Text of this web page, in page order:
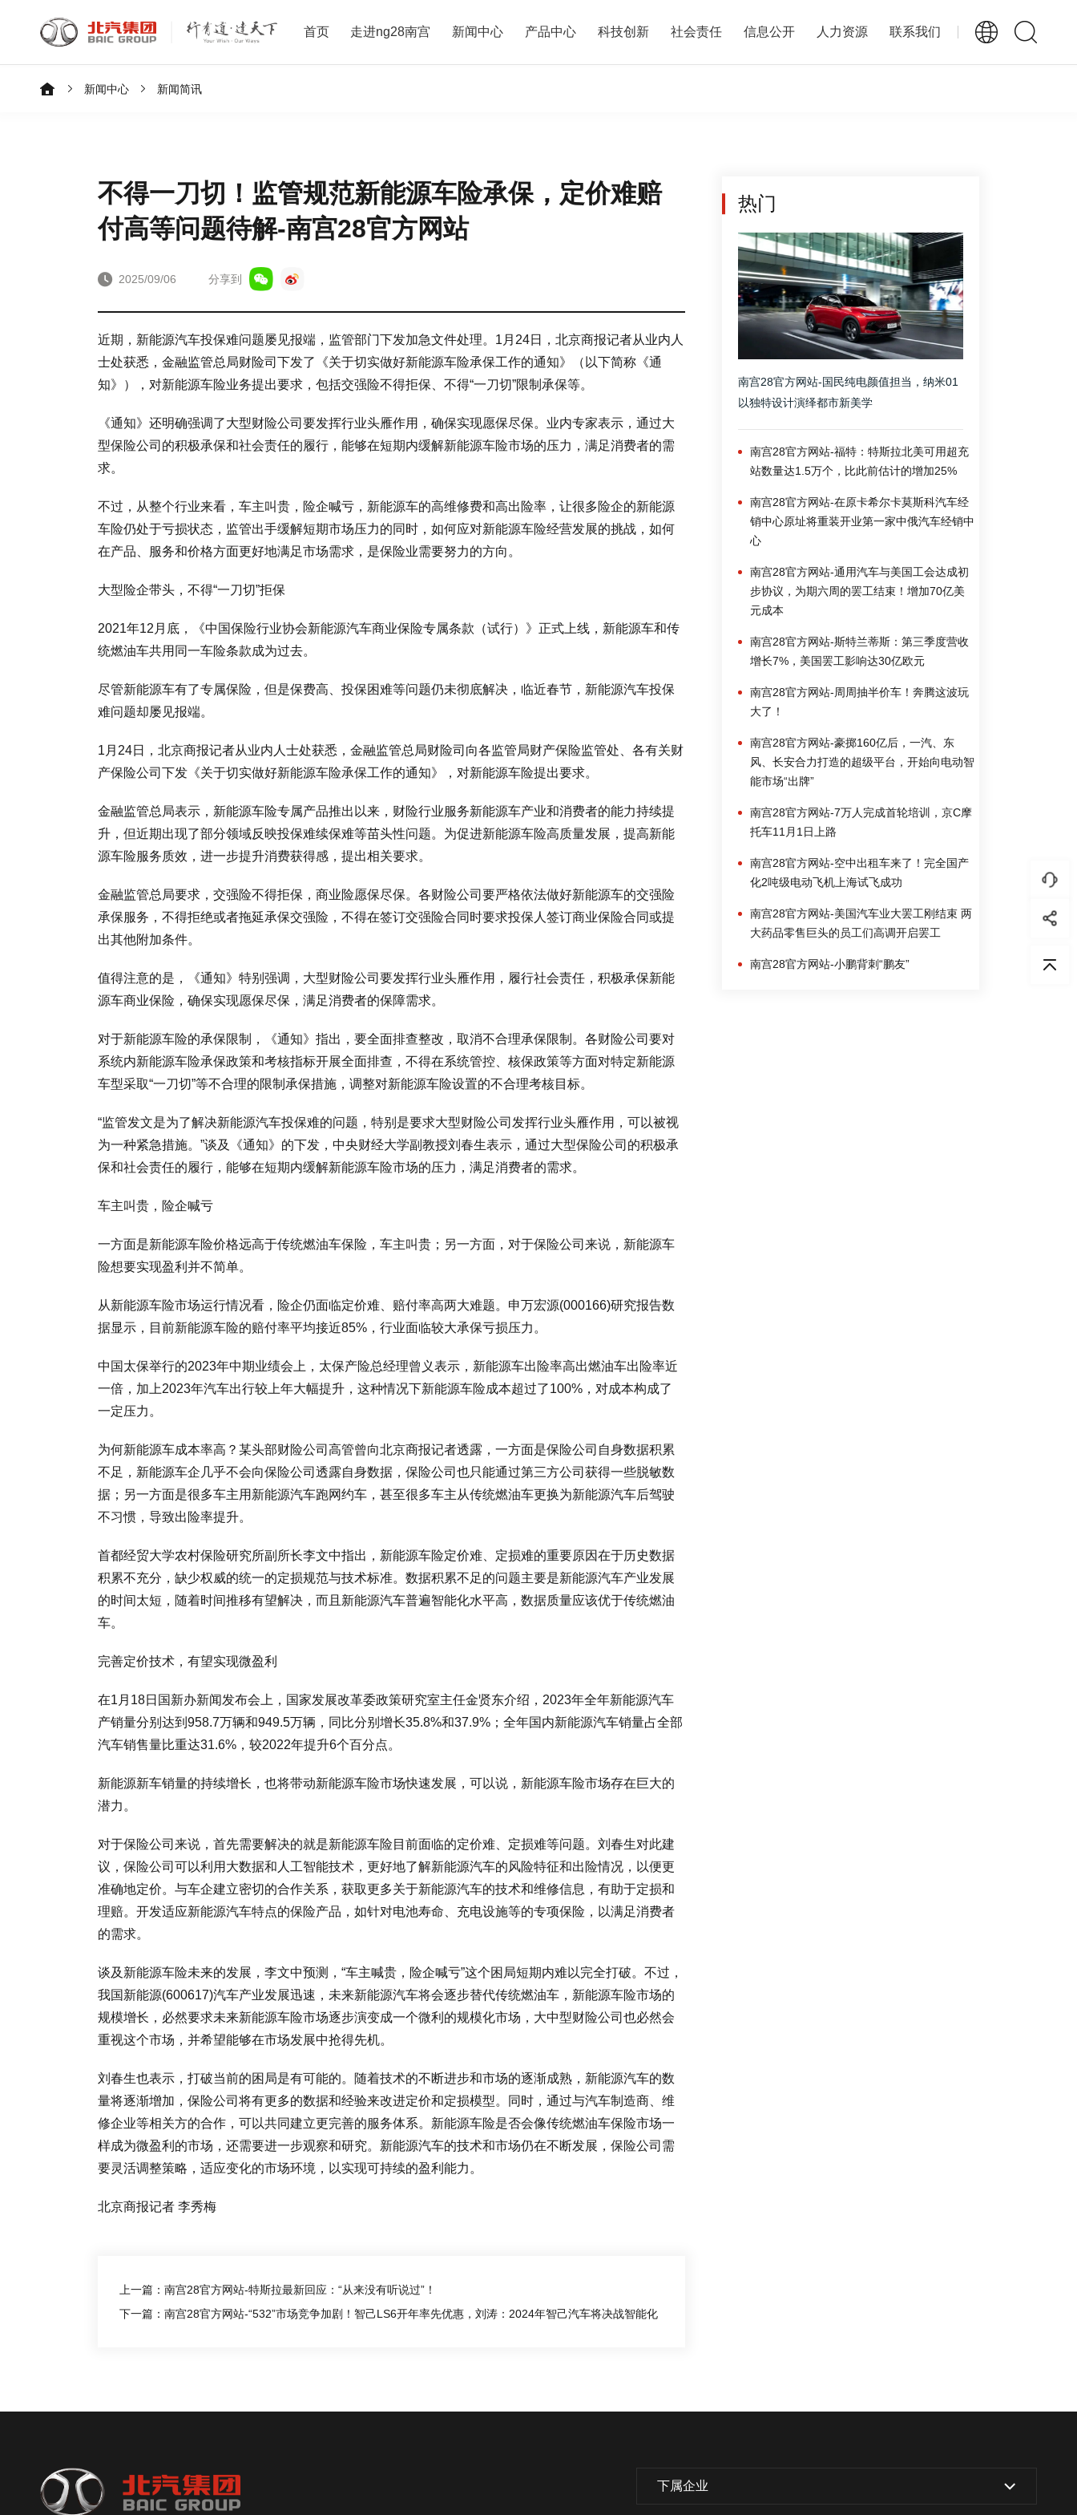
首页 走进ng28南宫 新闻中心 产品中心 科技创新 社会责任 信息公开 人力资源 联系我们
新闻中心 新闻简讯
不得一刀切！监管规范新能源车险承保，定价难赔
付高等问题待解-南宫28官方网站
2025/09/06 分享到
近期，新能源汽车投保难问题屡见报端，监管部门下发加急文件处理。1月24日，北京商报记者从业内人
士处获悉，金融监管总局财险司下发了《关于切实做好新能源车险承保工作的通知》（以下简称《通
知》），对新能源车险业务提出要求，包括交强险不得拒保、不得“一刀切”限制承保等。
《通知》还明确强调了大型财险公司要发挥行业头雁作用，确保实现愿保尽保。业内专家表示，通过大
型保险公司的积极承保和社会责任的履行，能够在短期内缓解新能源车险市场的压力，满足消费者的需
求。
不过，从整个行业来看，车主叫贵，险企喊亏，新能源车的高维修费和高出险率，让很多险企的新能源
车险仍处于亏损状态，监管出手缓解短期市场压力的同时，如何应对新能源车险经营发展的挑战，如何
在产品、服务和价格方面更好地满足市场需求，是保险业需要努力的方向。
大型险企带头，不得“一刀切”拒保
2021年12月底，《中国保险行业协会新能源汽车商业保险专属条款（试行）》正式上线，新能源车和传
统燃油车共用同一车险条款成为过去。
尽管新能源车有了专属保险，但是保费高、投保困难等问题仍未彻底解决，临近春节，新能源汽车投保
难问题却屡见报端。
1月24日，北京商报记者从业内人士处获悉，金融监管总局财险司向各监管局财产保险监管处、各有关财
产保险公司下发《关于切实做好新能源车险承保工作的通知》，对新能源车险提出要求。
金融监管总局表示，新能源车险专属产品推出以来，财险行业服务新能源车产业和消费者的能力持续提
升，但近期出现了部分领域反映投保难续保难等苗头性问题。为促进新能源车险高质量发展，提高新能
源车险服务质效，进一步提升消费获得感，提出相关要求。
金融监管总局要求，交强险不得拒保，商业险愿保尽保。各财险公司要严格依法做好新能源车的交强险
承保服务，不得拒绝或者拖延承保交强险，不得在签订交强险合同时要求投保人签订商业保险合同或提
出其他附加条件。
值得注意的是，《通知》特别强调，大型财险公司要发挥行业头雁作用，履行社会责任，积极承保新能
源车商业保险，确保实现愿保尽保，满足消费者的保障需求。
对于新能源车险的承保限制，《通知》指出，要全面排查整改，取消不合理承保限制。各财险公司要对
系统内新能源车险承保政策和考核指标开展全面排查，不得在系统管控、核保政策等方面对特定新能源
车型采取“一刀切”等不合理的限制承保措施，调整对新能源车险设置的不合理考核目标。
“监管发文是为了解决新能源汽车投保难的问题，特别是要求大型财险公司发挥行业头雁作用，可以被视
为一种紧急措施。”谈及《通知》的下发，中央财经大学副教授刘春生表示，通过大型保险公司的积极承
保和社会责任的履行，能够在短期内缓解新能源车险市场的压力，满足消费者的需求。
车主叫贵，险企喊亏
一方面是新能源车险价格远高于传统燃油车保险，车主叫贵；另一方面，对于保险公司来说，新能源车
险想要实现盈利并不简单。
从新能源车险市场运行情况看，险企仍面临定价难、赔付率高两大难题。申万宏源(000166)研究报告数
据显示，目前新能源车险的赔付率平均接近85%，行业面临较大承保亏损压力。
中国太保举行的2023年中期业绩会上，太保产险总经理曾义表示，新能源车出险率高出燃油车出险率近
一倍，加上2023年汽车出行较上年大幅提升，这种情况下新能源车险成本超过了100%，对成本构成了
一定压力。
为何新能源车成本率高？某头部财险公司高管曾向北京商报记者透露，一方面是保险公司自身数据积累
不足，新能源车企几乎不会向保险公司透露自身数据，保险公司也只能通过第三方公司获得一些脱敏数
据；另一方面是很多车主用新能源汽车跑网约车，甚至很多车主从传统燃油车更换为新能源汽车后驾驶
不习惯，导致出险率提升。
首都经贸大学农村保险研究所副所长李文中指出，新能源车险定价难、定损难的重要原因在于历史数据
积累不充分，缺少权威的统一的定损规范与技术标准。数据积累不足的问题主要是新能源汽车产业发展
的时间太短，随着时间推移有望解决，而且新能源汽车普遍智能化水平高，数据质量应该优于传统燃油
车。
完善定价技术，有望实现微盈利
在1月18日国新办新闻发布会上，国家发展改革委政策研究室主任金贤东介绍，2023年全年新能源汽车
产销量分别达到958.7万辆和949.5万辆，同比分别增长35.8%和37.9%；全年国内新能源汽车销量占全部
汽车销售量比重达31.6%，较2022年提升6个百分点。
新能源新车销量的持续增长，也将带动新能源车险市场快速发展，可以说，新能源车险市场存在巨大的
潜力。
对于保险公司来说，首先需要解决的就是新能源车险目前面临的定价难、定损难等问题。刘春生对此建
议，保险公司可以利用大数据和人工智能技术，更好地了解新能源汽车的风险特征和出险情况，以便更
准确地定价。与车企建立密切的合作关系，获取更多关于新能源汽车的技术和维修信息，有助于定损和
理赔。开发适应新能源汽车特点的保险产品，如针对电池寿命、充电设施等的专项保险，以满足消费者
的需求。
谈及新能源车险未来的发展，李文中预测，“车主喊贵，险企喊亏”这个困局短期内难以完全打破。不过，
我国新能源(600617)汽车产业发展迅速，未来新能源汽车将会逐步替代传统燃油车，新能源车险市场的
规模增长，必然要求未来新能源车险市场逐步演变成一个微利的规模化市场，大中型财险公司也必然会
重视这个市场，并希望能够在市场发展中抢得先机。
刘春生也表示，打破当前的困局是有可能的。随着技术的不断进步和市场的逐渐成熟，新能源汽车的数
量将逐渐增加，保险公司将有更多的数据和经验来改进定价和定损模型。同时，通过与汽车制造商、维
修企业等相关方的合作，可以共同建立更完善的服务体系。新能源车险是否会像传统燃油车保险市场一
样成为微盈利的市场，还需要进一步观察和研究。新能源汽车的技术和市场仍在不断发展，保险公司需
要灵活调整策略，适应变化的市场环境，以实现可持续的盈利能力。
北京商报记者 李秀梅
上一篇：南宫28官方网站-特斯拉最新回应：“从来没有听说过”！
下一篇：南宫28官方网站-“532”市场竞争加剧！智己LS6开年率先优惠，刘涛：2024年智己汽车将决战智能化
热门
南宫28官方网站-国民纯电颜值担当，纳米01
以独特设计演绎都市新美学
南宫28官方网站-福特：特斯拉北美可用超充
站数量达1.5万个，比此前估计的增加25%
南宫28官方网站-在原卡希尔卡莫斯科汽车经
销中心原址将重装开业第一家中俄汽车经销中
心
南宫28官方网站-通用汽车与美国工会达成初
步协议，为期六周的罢工结束！增加70亿美
元成本
南宫28官方网站-斯特兰蒂斯：第三季度营收
增长7%，美国罢工影响达30亿欧元
南宫28官方网站-周周抽半价车！奔腾这波玩
大了！
南宫28官方网站-豪掷160亿后，一汽、东
风、长安合力打造的超级平台，开始向电动智
能市场“出牌”
南宫28官方网站-7万人完成首轮培训，京C摩
托车11月1日上路
南宫28官方网站-空中出租车来了！完全国产
化2吨级电动飞机上海试飞成功
南宫28官方网站-美国汽车业大罢工刚结束 两
大药品零售巨头的员工们高调开启罢工
南宫28官方网站-小鹏背刺“鹏友”
下属企业